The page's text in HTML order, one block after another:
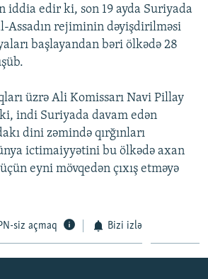
ISTIFADƏ
TELEFONUNUZDA
edir ki, son 19 ayda Suriyada
Assadın rejiminin dəyişdirilməsi
başlayandan bəri ölkədə 28
üzrə Ali Komissarı Navi Pillay
indi Suriyada davam edən
dini zəmində qırğınları
ictimaiyyətini bu ölkədə axan
eyni mövqedən çıxış etməyə
siz açmaq Bizi izlə